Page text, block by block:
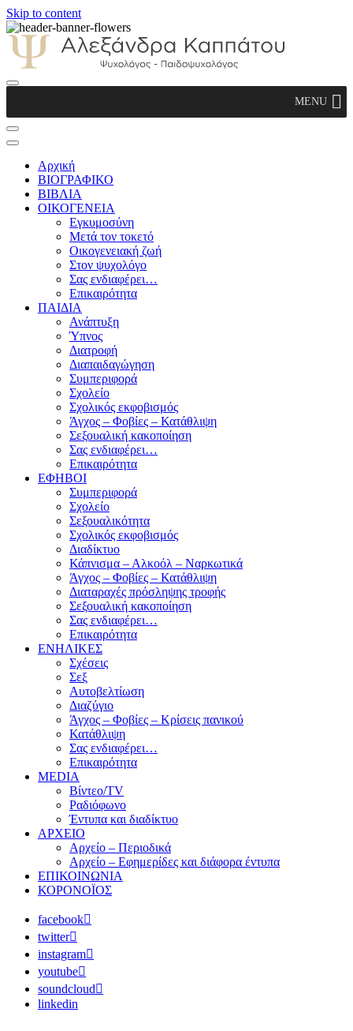
Skip to content
Παιδοψυχολόγος
MENU
Αρχική
ΒΙΟΓΡΑΦΙΚΟ
ΒΙΒΛΙΑ
ΟΙΚΟΓΕΝΕΙΑ
Εγκυμοσύνη
Μετά τον τοκετό
Οικογενειακή ζωή
Στον ψυχολόγο
Σας ενδιαφέρει…
Επικαιρότητα
ΠΑΙΔΙΑ
Ανάπτυξη
Ύπνος
Διατροφή
Διαπαιδαγώγηση
Συμπεριφορά
Σχολείο
Σχολικός εκφοβισμός
Άγχος – Φοβίες – Κατάθλιψη
Σεξουαλική κακοποίηση
Σας ενδιαφέρει…
Επικαιρότητα
ΕΦΗΒΟΙ
Συμπεριφορά
Σχολείο
Σεξουαλικότητα
Σχολικός εκφοβισμός
Διαδίκτυο
Κάπνισμα – Αλκοόλ – Ναρκωτικά
Άγχος – Φοβίες – Κατάθλιψη
Διαταραχές πρόσληψης τροφής
Σεξουαλική κακοποίηση
Σας ενδιαφέρει…
Επικαιρότητα
ΕΝΗΛΙΚΕΣ
Σχέσεις
Σεξ
Αυτοβελτίωση
Διαζύγιο
Άγχος – Φοβίες – Κρίσεις πανικού
Κατάθλιψη
Σας ενδιαφέρει…
Επικαιρότητα
MEDIA
Βίντεο/TV
Ραδιόφωνο
Έντυπα και διαδίκτυο
ΑΡΧΕΙΟ
Αρχείο – Περιοδικά
Αρχείο – Εφημερίδες και διάφορα έντυπα
ΕΠΙΚΟΙΝΩΝΙΑ
ΚΟΡΟΝΟΪΟΣ
facebook
twitter
instagram
youtube
soundcloud
linkedin